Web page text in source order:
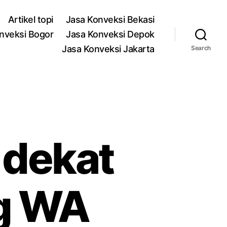
Artikel topi
Jasa Konveksi Bekasi
Bogor
Jasa Konveksi Depok
Jasa Konveksi Jakarta
Search
WA